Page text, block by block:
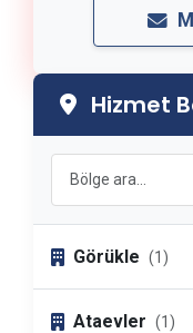
Hizmet
Görükle (1)
Ataevler (1)